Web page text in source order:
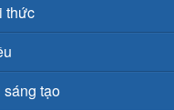
thức
tạo